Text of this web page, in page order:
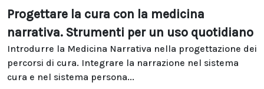
Progettare la cura con la medicina
narrativa. Strumenti per un uso quotidiano
Introdurre la Medicina Narrativa nella progettazione dei
percorsi di cura. Integrare la narrazione nel sistema
cura e nel sistema persona...